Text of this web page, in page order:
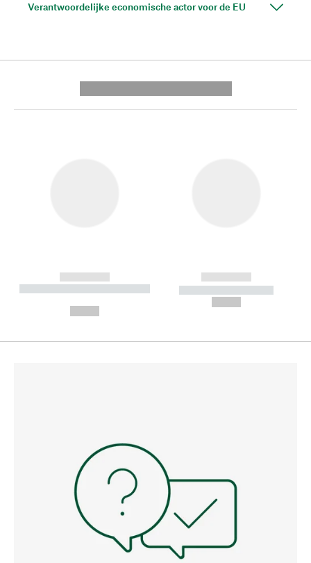
Verantwoordelijke economische actor voor de EU
------------
----------- ----------- --------
------------
----------- -----------